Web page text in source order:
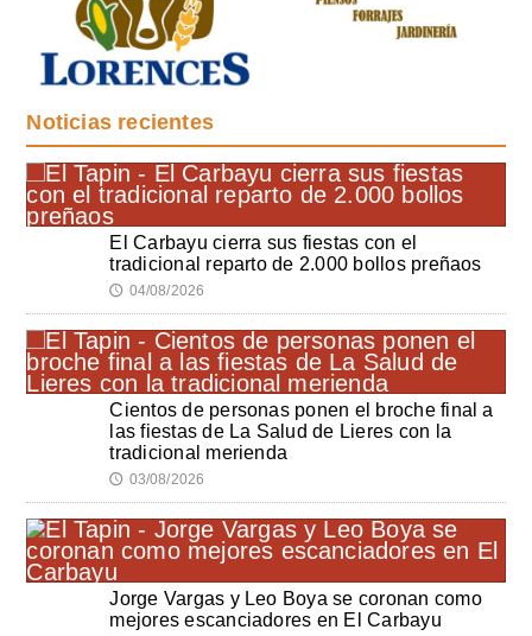
Noticias recientes
El Carbayu cierra sus fiestas con el
tradicional reparto de 2.000 bollos preñaos
🕔 04/08/2026
Cientos de personas ponen el broche final a
las fiestas de La Salud de Lieres con la
tradicional merienda
🕔 03/08/2026
Jorge Vargas y Leo Boya se coronan como
mejores escanciadores en El Carbayu